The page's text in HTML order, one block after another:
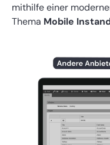
mithilfe einer
Thema Mobile